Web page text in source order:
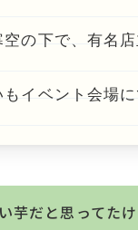
の下で、有名
もイベント会場
芋だと思ってた